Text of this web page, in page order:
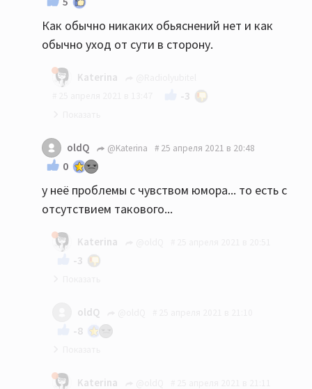
Как обычно никаких обьяснений нет и как
обычно уход от сути в сторону.
Katerina
-3
Вам показалось.
oldQ @Katerina 25 апреля 2021 в 20:48
0
у неё проблемы с чувством юмора... то есть с
отсутствием такового...
Katerina
-3
отсутствие чувства юмора к изначально
срачной теме?
oldQ
-8
это я вспоминаю ваши ответы на некоторые,
Katerina